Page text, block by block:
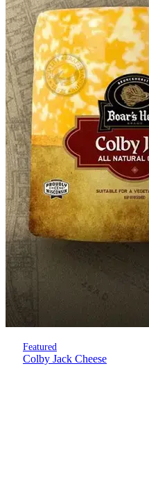
Featured
Colby Jack Cheese